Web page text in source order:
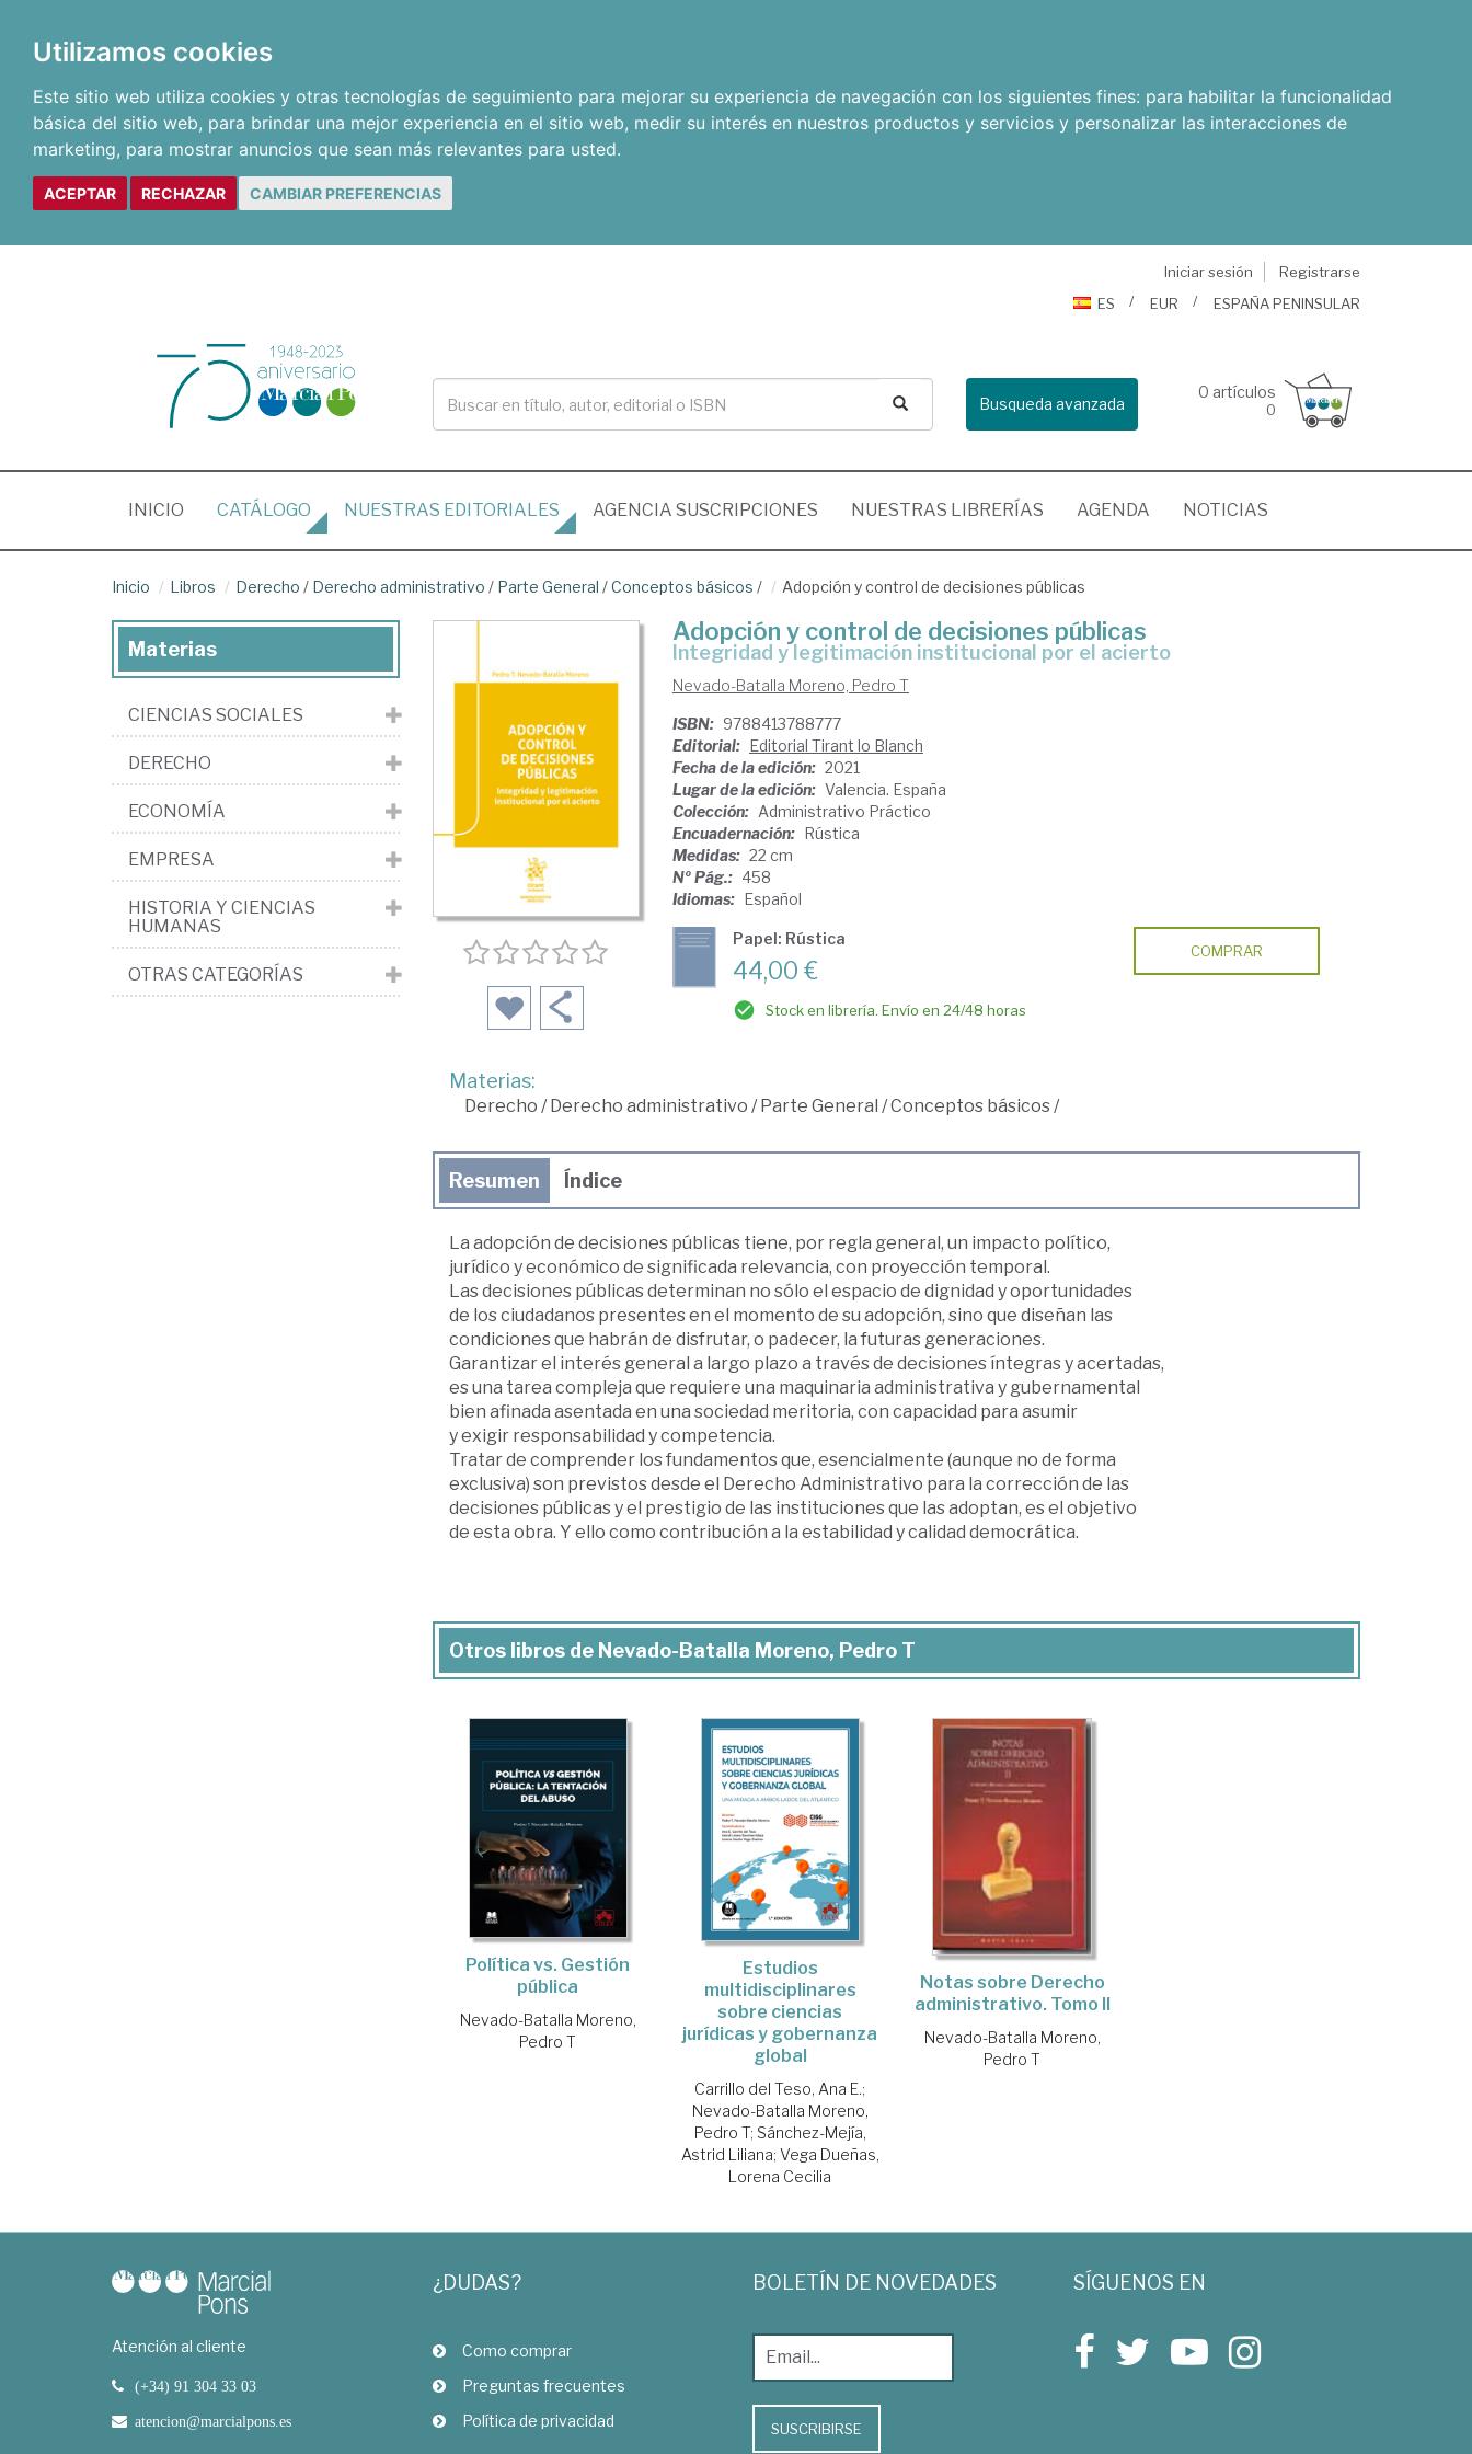
Utilizamos cookies
Este sitio web utiliza cookies y otras tecnologías de seguimiento para mejorar su experiencia de navegación con los siguientes fines: para habilitar la funcionalidad
básica del sitio web, para brindar una mejor experiencia en el sitio web, medir su interés en nuestros productos y servicios y personalizar las interacciones de
marketing, para mostrar anuncios que sean más relevantes para usted.
ACEPTAR RECHAZAR CAMBIAR PREFERENCIAS
Iniciar sesión
Registrarse
ES
EUR ESPAÑA PENINSULAR
Busqueda avanzada
0 artículos
0
INICIO (CURRENT)
CATÁLOGO NUESTRAS EDITORIALES AGENCIA SUSCRIPCIONES NUESTRAS LIBRERÍAS AGENDA NOTICIAS
Inicio Libros Derecho / Derecho administrativo / Parte General /Conceptos básicos / Adopción y control de decisiones públicas
Adopción y control de decisiones públicas
integridad y legitimación institucional por el acierto
Nevado-Batalla Moreno, Pedro T
ISBN: 9788413788777
Editorial: Editorial Tirant lo Blanch
Fecha de la edición: 2021
Lugar de la edición: Valencia. España
Colección: Administrativo Práctico
Encuadernación: Rústica
Medidas: 22 cm
Nº Pág.: 458
Idiomas: Español
Papel: Rústica
44,00 €
Stock en librería. Envío en 24/48 horas
COMPRAR
Materias:
Derecho /Derecho administrativo /Parte General /Conceptos básicos/
Resumen Índice
La adopción de decisiones públicas tiene, por regla general, un impacto político,
jurídico y económico de significada relevancia, con proyección temporal.
Las decisiones públicas determinan no sólo el espacio de dignidad y oportunidades
de los ciudadanos presentes en el momento de su adopción, sino que diseñan las
condiciones que habrán de disfrutar, o padecer, la futuras generaciones.
Garantizar el interés general a largo plazo a través de decisiones íntegras y acertadas,
es una tarea compleja que requiere una maquinaria administrativa y gubernamental
bien afinada asentada en una sociedad meritoria, con capacidad para asumir
y exigir responsabilidad y competencia.
Tratar de comprender los fundamentos que, esencialmente (aunque no de forma
exclusiva) son previstos desde el Derecho Administrativo para la corrección de las
decisiones públicas y el prestigio de las instituciones que las adoptan, es el objetivo
de esta obra. Y ello como contribución a la estabilidad y calidad democrática.
Otros libros de Nevado-Batalla Moreno, Pedro T
Política vs. Gestión
pública
Nevado-Batalla Moreno,
Pedro T
Estudios
multidisciplinares
sobre ciencias
jurídicas y gobernanza
global
Carrillo del Teso, Ana E.;
Nevado-Batalla Moreno,
Pedro T; Sánchez-Mejía,
Astrid Liliana; Vega Dueñas,
Lorena Cecilia
Notas sobre Derecho
administrativo. Tomo II
Nevado-Batalla Moreno,
Pedro T
Materias
CIENCIAS SOCIALES
DERECHO
ECONOMÍA
EMPRESA
HISTORIA Y CIENCIAS
HUMANAS
OTRAS CATEGORÍAS
Atención al cliente
(+34) 91 304 33 03
atencion@marcialpons.es
¿DUDAS?
Como comprar
Preguntas frecuentes
Política de privacidad
BOLETÍN DE NOVEDADES
SUSCRIBIRSE
SÍGUENOS EN